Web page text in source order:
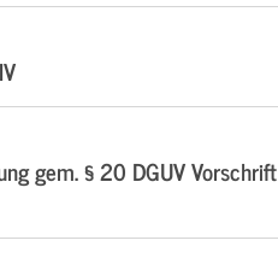
gem. § 20 DGUV Vorschrift